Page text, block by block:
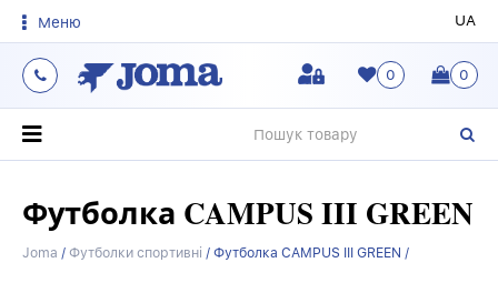
Меню UA
0
0
Футболка CAMPUS III GREEN
Joma / Футболки спортивні / Футболка CAMPUS III GREEN /